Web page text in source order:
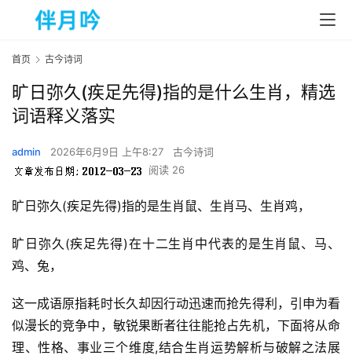
首页 古今诗词
旷日弥久(疾足先得)指的是什么生肖，精选
词语释义落实
admin 2026年6月9日 上午8:27
古今诗词
阅读 26
旷日弥久(疾足先得)指的是生肖鼠、生肖马、生肖鸡，
旷日弥久(疾足先得)在十二生肖中代表的是生肖鼠、马、
鸡、兔，
这一成语原指耗时长久却因行动迅速而抢先得利，引申为看
似漫长的竞争中，敏锐果断者往往能抢占先机，下面将从命
理、性格、事业三个维度,结合生肖运势解析与破解之法展